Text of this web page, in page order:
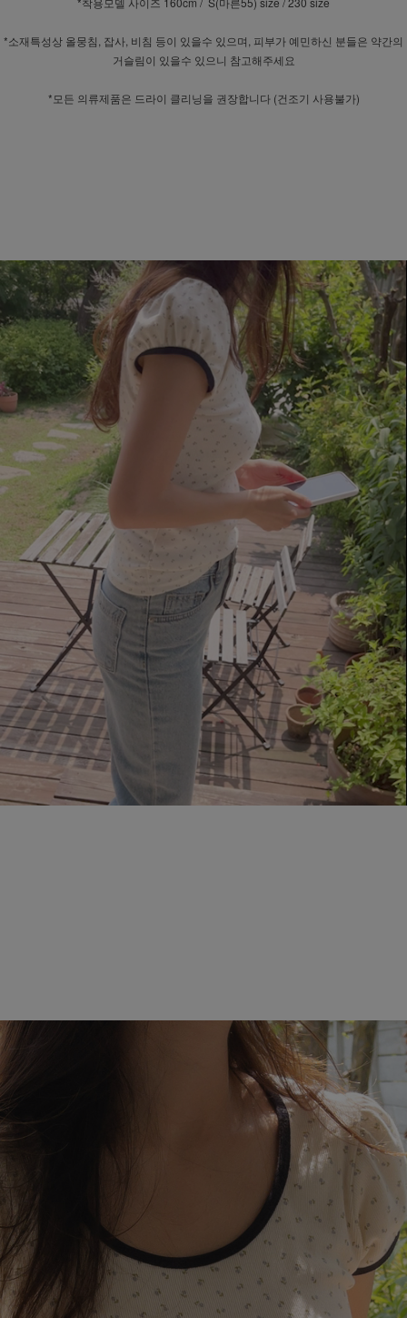
*소재특성상 올뭉침, 잡사, 비침 등이 있을수 있으며, 피부가 예민하신 분들은 약간의
거슬림이 있을수 있으니 참고해주세요
*모든 의류제품은 드라이 클리닝을 권장합니다 (건조기 사용불가)